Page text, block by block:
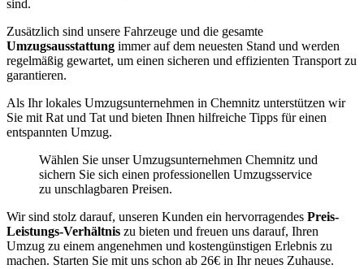
sind.
Zusätzlich sind unsere Fahrzeuge und die gesamte
Umzugsausstattung immer auf dem neuesten Stand und werden
regelmäßig gewartet, um einen sicheren und effizienten Transport zu
garantieren.
Als Ihr lokales Umzugsunternehmen in Chemnitz unterstützen wir
Sie mit Rat und Tat und bieten Ihnen hilfreiche Tipps für einen
entspannten Umzug.
Wählen Sie unser Umzugsunternehmen Chemnitz und
sichern Sie sich einen professionellen Umzugsservice
zu unschlagbaren Preisen.
Wir sind stolz darauf, unseren Kunden ein hervorragendes Preis-
Leistungs-Verhältnis zu bieten und freuen uns darauf, Ihren
Umzug zu einem angenehmen und kostengünstigen Erlebnis zu
machen. Starten Sie mit uns schon ab 26€ in Ihr neues Zuhause.